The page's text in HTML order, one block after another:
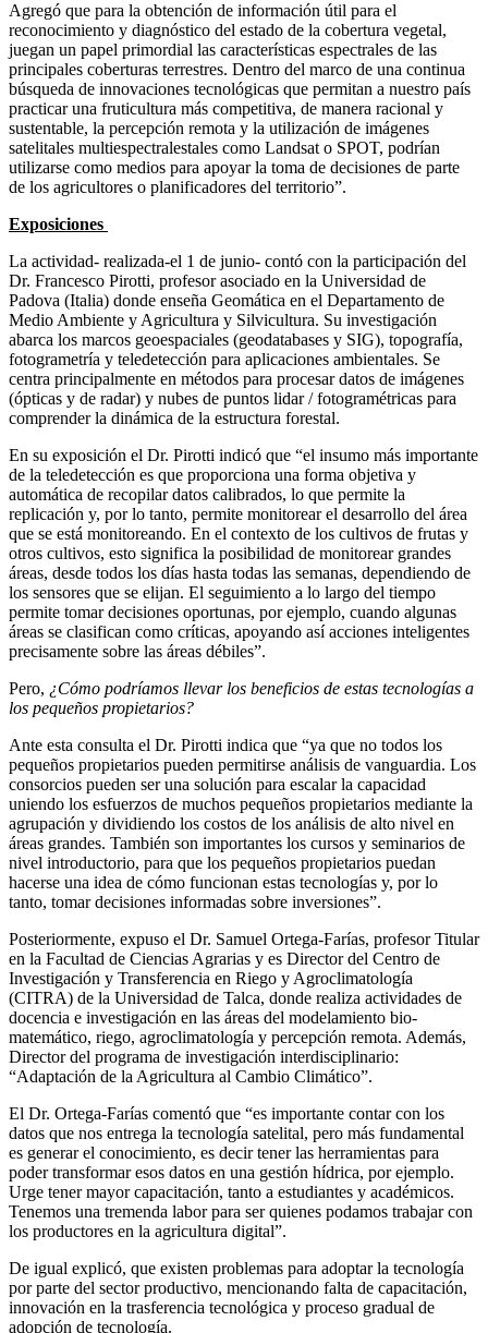
Agregó que para la obtención de información útil para el
reconocimiento y diagnóstico del estado de la cobertura vegetal,
juegan un papel primordial las características espectrales de las
principales coberturas terrestres. Dentro del marco de una continua
búsqueda de innovaciones tecnológicas que permitan a nuestro país
practicar una fruticultura más competitiva, de manera racional y
sustentable, la percepción remota y la utilización de imágenes
satelitales multiespectralestales como Landsat o SPOT, podrían
utilizarse como medios para apoyar la toma de decisiones de parte
de los agricultores o planificadores del territorio”.
Exposiciones
La actividad- realizada-el 1 de junio- contó con la participación del
Dr. Francesco Pirotti, profesor asociado en la Universidad de
Padova (Italia) donde enseña Geomática en el Departamento de
Medio Ambiente y Agricultura y Silvicultura. Su investigación
abarca los marcos geoespaciales (geodatabases y SIG), topografía,
fotogrametría y teledetección para aplicaciones ambientales. Se
centra principalmente en métodos para procesar datos de imágenes
(ópticas y de radar) y nubes de puntos lidar / fotogramétricas para
comprender la dinámica de la estructura forestal.
En su exposición el Dr. Pirotti indicó que “el insumo más importante
de la teledetección es que proporciona una forma objetiva y
automática de recopilar datos calibrados, lo que permite la
replicación y, por lo tanto, permite monitorear el desarrollo del área
que se está monitoreando. En el contexto de los cultivos de frutas y
otros cultivos, esto significa la posibilidad de monitorear grandes
áreas, desde todos los días hasta todas las semanas, dependiendo de
los sensores que se elijan. El seguimiento a lo largo del tiempo
permite tomar decisiones oportunas, por ejemplo, cuando algunas
áreas se clasifican como críticas, apoyando así acciones inteligentes
precisamente sobre las áreas débiles”.
Pero, ¿Cómo podríamos llevar los beneficios de estas tecnologías a
los pequeños propietarios?
Ante esta consulta el Dr. Pirotti indica que “ya que no todos los
pequeños propietarios pueden permitirse análisis de vanguardia. Los
consorcios pueden ser una solución para escalar la capacidad
uniendo los esfuerzos de muchos pequeños propietarios mediante la
agrupación y dividiendo los costos de los análisis de alto nivel en
áreas grandes. También son importantes los cursos y seminarios de
nivel introductorio, para que los pequeños propietarios puedan
hacerse una idea de cómo funcionan estas tecnologías y, por lo
tanto, tomar decisiones informadas sobre inversiones”.
Posteriormente, expuso el Dr. Samuel Ortega-Farías, profesor Titular
en la Facultad de Ciencias Agrarias y es Director del Centro de
Investigación y Transferencia en Riego y Agroclimatología
(CITRA) de la Universidad de Talca, donde realiza actividades de
docencia e investigación en las áreas del modelamiento bio-
matemático, riego, agroclimatología y percepción remota. Además,
Director del programa de investigación interdisciplinario:
“Adaptación de la Agricultura al Cambio Climático”.
El Dr. Ortega-Farías comentó que “es importante contar con los
datos que nos entrega la tecnología satelital, pero más fundamental
es generar el conocimiento, es decir tener las herramientas para
poder transformar esos datos en una gestión hídrica, por ejemplo.
Urge tener mayor capacitación, tanto a estudiantes y académicos.
Tenemos una tremenda labor para ser quienes podamos trabajar con
los productores en la agricultura digital”.
De igual explicó, que existen problemas para adoptar la tecnología
por parte del sector productivo, mencionando falta de capacitación,
innovación en la trasferencia tecnológica y proceso gradual de
adopción de tecnología.